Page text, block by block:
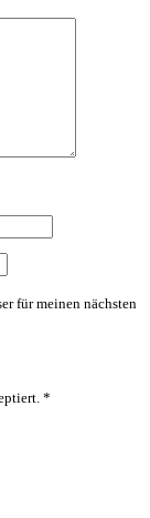
für meinen nächsten
*